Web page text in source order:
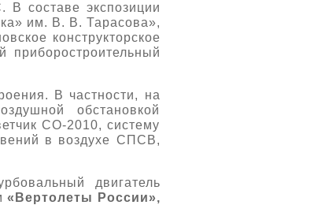
составе экспозиции
им. В. В. Тарасова»,
конструкторское
В частности, на
обстановкой
СО-2010, систему
в воздухе СПСВ,
двигатель
«Вертолеты России»,